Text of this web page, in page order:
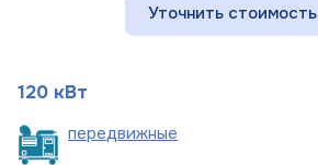
Уточнить стоимость
120 кВт
передвижные